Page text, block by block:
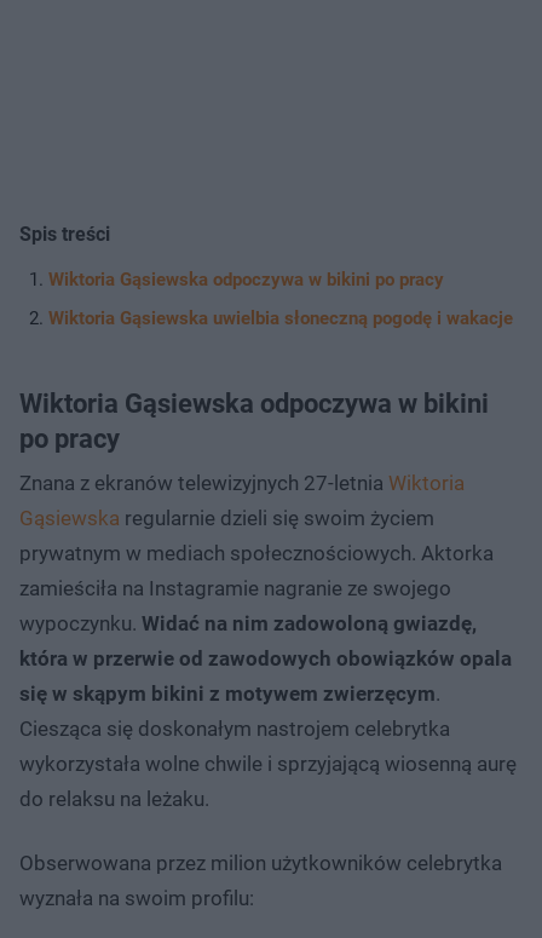
Spis treści
Wiktoria Gąsiewska odpoczywa w bikini po pracy
Wiktoria Gąsiewska uwielbia słoneczną pogodę i wakacje
Wiktoria Gąsiewska odpoczywa w bikini
po pracy
Znana z ekranów telewizyjnych 27-letnia Wiktoria
Gąsiewska regularnie dzieli się swoim życiem
prywatnym w mediach społecznościowych. Aktorka
zamieściła na Instagramie nagranie ze swojego
wypoczynku. Widać na nim zadowoloną gwiazdę,
która w przerwie od zawodowych obowiązków opala
się w skąpym bikini z motywem zwierzęcym.
Ciesząca się doskonałym nastrojem celebrytka
wykorzystała wolne chwile i sprzyjającą wiosenną aurę
do relaksu na leżaku.
Obserwowana przez milion użytkowników celebrytka
wyznała na swoim profilu: